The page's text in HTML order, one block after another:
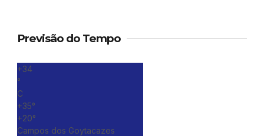
Previsão do Tempo
+34
°
C
+35°
+20°
Campos dos Goytacazes